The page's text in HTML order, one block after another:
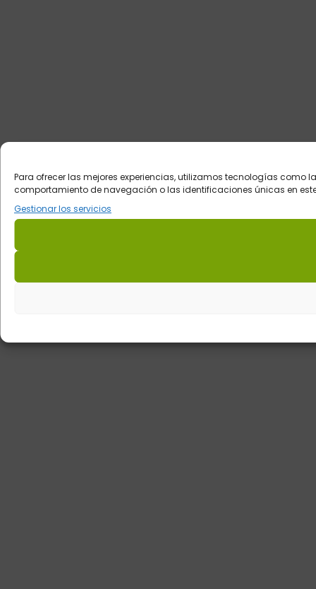
Para ofrecer las mejores experiencias, utilizamos tecnologías
comportamiento de navegación o las identificaciones únicas en
Gestionar los servicios